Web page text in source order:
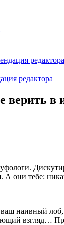
редактора
редактора
верить в
А они тебе:
наивный
взгляд…